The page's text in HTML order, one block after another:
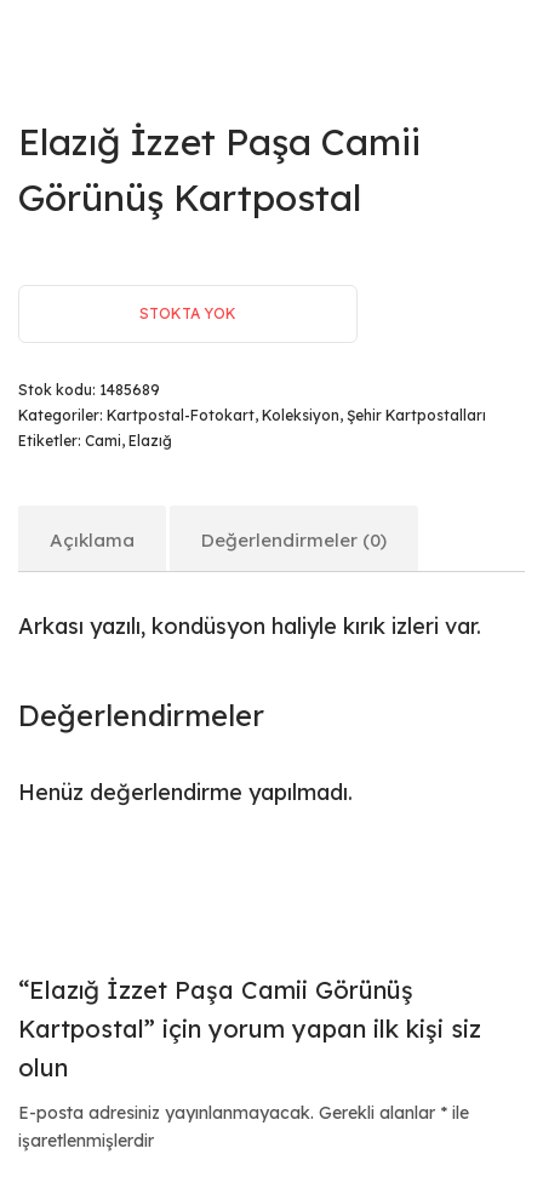
Elazığ İzzet Paşa Camii
Görünüş Kartpostal
STOKTA YOK
Stok kodu: 1485689
Kategoriler: Kartpostal-Fotokart, Koleksiyon, Şehir Kartpostalları
Etiketler: Cami, Elazığ
Açıklama Değerlendirmeler (0)
Arkası yazılı, kondüsyon haliyle kırık izleri var.
Değerlendirmeler
Henüz değerlendirme yapılmadı.
“Elazığ İzzet Paşa Camii Görünüş
Kartpostal” için yorum yapan ilk kişi siz
olun
E-posta adresiniz yayınlanmayacak. Gerekli alanlar * ile
işaretlenmişlerdir